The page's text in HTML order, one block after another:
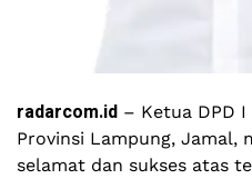
radarcom.id – Ketua DPD I
Provinsi Lampung, Jamal,
selamat dan sukses atas